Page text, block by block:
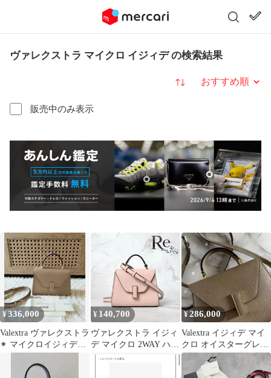
ヴァレクストラ マイクロ イジィデ の検索結果
販売中のみ表示
並び替え
¥336,000
Valextra ヴァレクストラ
✴ マイクロイジィデ✴
¥ 140,700
ヴァレクストラ イジィ
デ マイクロ 2WAY ハン
ドバッグ ピンク トー
¥286,000
Valextra イジィデ マイ
クロ オイスターグレー
2WAY